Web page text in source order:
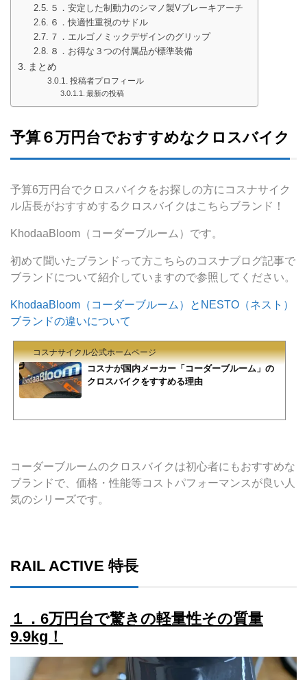
５．安定した制動力のシマノ製Vブレーキアーチ
６．快適性重視のサドル
７．エルゴノミックデザインのグリップ
８．お得な３つの付属品が標準装備
まとめ
投稿者プロフィール
最新の投稿
予算６万円台でおすすめなクロスバイク
予算6万円台でクロスバイクをお探しの方にコスナサイク
ル店長がおすすめするクロスバイクはこちらブランド！
KhodaaBloom（コーダーブルーム）です。
初めて聞いたブランドって方こちらのコスナブログ記事で
ブランドについて紹介していますので参照してください。
KhodaaBloom（コーダーブルーム）とNESTO（ネスト）
ブランドの違いについて
コスナサイクル公式ホームページ
コスナが国内メーカー「コーダーブルーム」の
クロスバイクをすすめる理由
コーダーブルームのクロスバイクは初心者にもおすすめな
ブランドで、価格・性能等コストパフォーマンスが良い人
気のシリーズです。
RAIL ACTIVE 特長
１．6万円台で驚きの軽量性その質量
9.9kg！